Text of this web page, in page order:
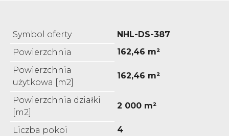
Symbol oferty
NHL-DS-387
Powierzchnia
162,46 m²
Powierzchnia
użytkowa [m2]
162,46 m²
Powierzchnia działki
[m2]
2 000 m²
Liczba pokoi
4